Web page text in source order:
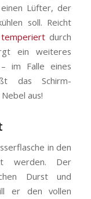
Lüfter, der
soll. Reicht
durch
ein weiteres
im Falle eines
das Schirm-
aus!
in den
werden. Der
Durst und
er den vollen